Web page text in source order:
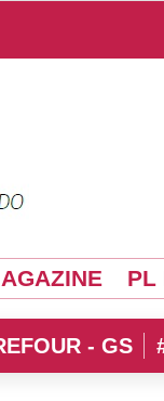
PL
- GS